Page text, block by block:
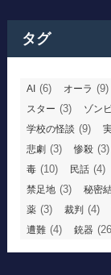
タグ
AI (6) オーラ (9)
スター (3) ゾン
学校の怪談 (9)
悲劇 (3) 惨殺 (3)
毒 (10) 民話 (4)
禁足地 (3) 秘密
薬 (3) 裁判 (4)
遭難 (4) 銃器